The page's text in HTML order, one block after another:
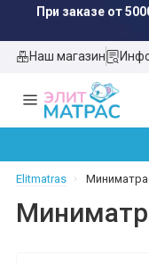
При заказе от
Наш магазин
Elitmatras